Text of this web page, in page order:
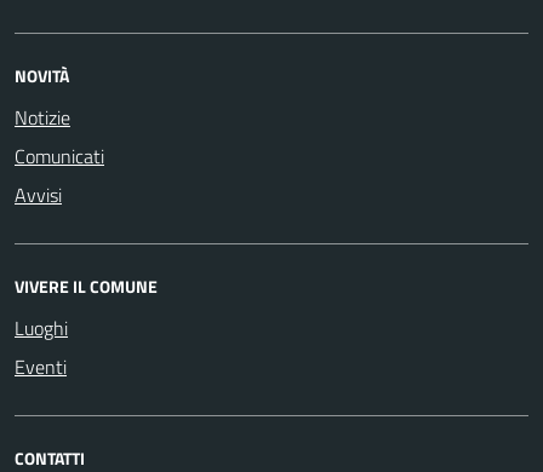
NOVITÀ
Notizie
Comunicati
Avvisi
VIVERE IL COMUNE
Luoghi
Eventi
CONTATTI